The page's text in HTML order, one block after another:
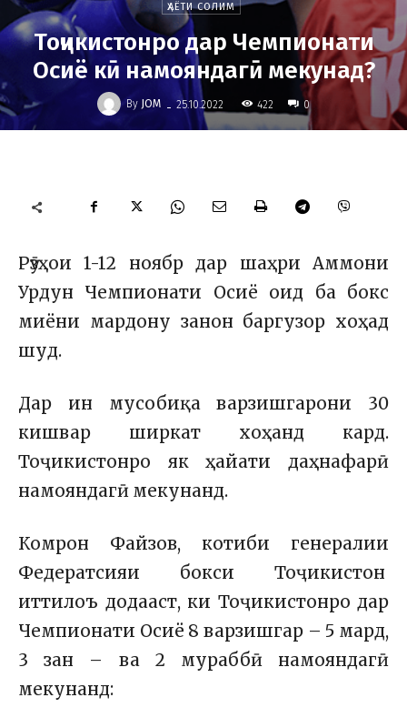
ҲАЁТИ СОЛИМ
Тоҷикистонро дар Чемпионати
Осиё кӣ намояндагӣ мекунад?
By JOM - 25.10.2022 422 0
Рӯзҳои 1-12 ноябр дар шаҳри Аммони
Урдун Чемпионати Осиё оид ба бокс
миёни мардону занон баргузор хоҳад
шуд.
Дар ин мусобиқа варзишгарони 30
кишвар ширкат хоҳанд кард.
Тоҷикистонро як ҳайати даҳнафарӣ
намояндагӣ мекунанд.
Комрон Файзов, котиби генералии
Федератсияи бокси Тоҷикистон
иттилоъ додааст, ки Тоҷикистонро дар
Чемпионати Осиё 8 варзишгар – 5 мард,
3 зан – ва 2 мураббӣ намояндагӣ
мекунанд: